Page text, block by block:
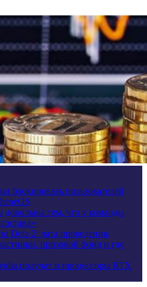
блокировать пользователей
тем, что у команды
Dota 2: дата проведения,
призовой фонд и где
получат и процессоры RTX